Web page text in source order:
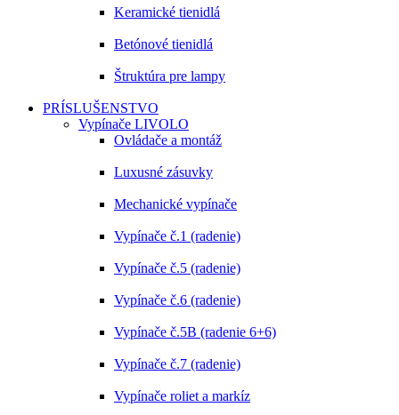
Keramické tienidlá
Betónové tienidlá
Štruktúra pre lampy
PRÍSLUŠENSTVO
Vypínače LIVOLO
Ovládače a montáž
Luxusné zásuvky
Mechanické vypínače
Vypínače č.1 (radenie)
Vypínače č.5 (radenie)
Vypínače č.6 (radenie)
Vypínače č.5B (radenie 6+6)
Vypínače č.7 (radenie)
Vypínače roliet a markíz